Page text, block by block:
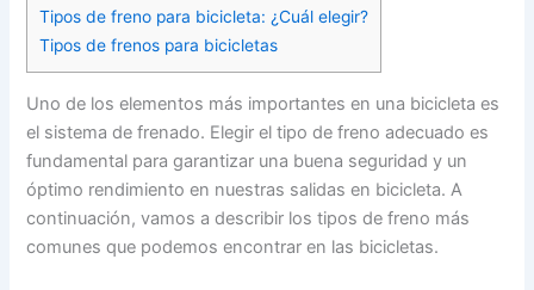
Tipos de freno para bicicleta: ¿Cuál elegir?
Tipos de frenos para bicicletas
Uno de los elementos más importantes en una bicicleta es
el sistema de frenado. Elegir el tipo de freno adecuado es
fundamental para garantizar una buena seguridad y un
óptimo rendimiento en nuestras salidas en bicicleta. A
continuación, vamos a describir los tipos de freno más
comunes que podemos encontrar en las bicicletas.